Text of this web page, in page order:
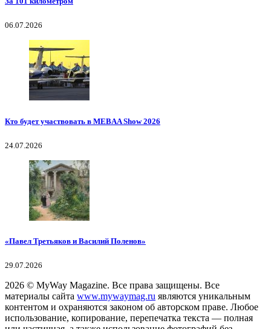
06.07.2026
Кто будет участвовать в MEBAA Show 2026
24.07.2026
«Павел Третьяков и Василий Поленов»
29.07.2026
2026 © MyWay Magazine. Все права защищены. Все
материалы сайта www.mywaymag.ru являются уникальным
контентом и охраняются законом об авторском праве. Любое
использование, копирование, перепечатка текста — полная